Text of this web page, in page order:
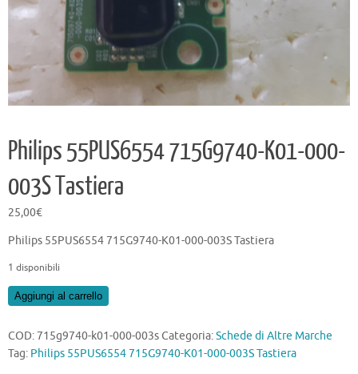
Philips 55PUS6554 715G9740-K01-000-
003S Tastiera
25,00€
Philips 55PUS6554 715G9740-K01-000-003S Tastiera
1 disponibili
Philips
715G9740-
K01-
000-
Aggiungi al carrello
COD:715g9740-k01-000-003sCategoria:Schede di Altre Marche
Tag: Philips 55PUS6554 715G9740-K01-000-003S Tastiera